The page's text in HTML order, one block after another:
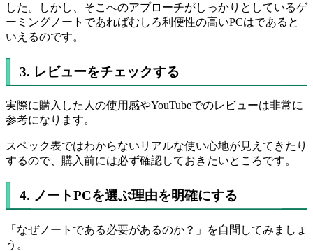
した。しかし、そこへのアプローチがしっかりとしているゲ
ーミングノートであればむしろ利便性の高いPCはであると
いえるのです。
3. レビューをチェックする
実際に購入した人の使用感やYouTubeでのレビューは非常に
参考になります。
スペック表ではわからないリアルな使い心地が見えてきたり
するので、購入前には必ず確認しておきたいところです。
4. ノートPCを選ぶ理由を明確にする
「なぜノートである必要があるのか？」を自問してみましょ
う。